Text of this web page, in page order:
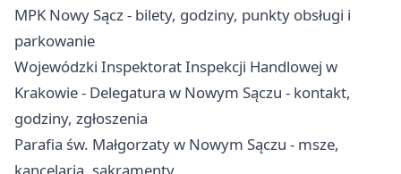
MPK Nowy Sącz - bilety, godziny, punkty obsługi i
parkowanie
Wojewódzki Inspektorat Inspekcji Handlowej w
Krakowie - Delegatura w Nowym Sączu - kontakt,
godziny, zgłoszenia
Parafia św. Małgorzaty w Nowym Sączu - msze,